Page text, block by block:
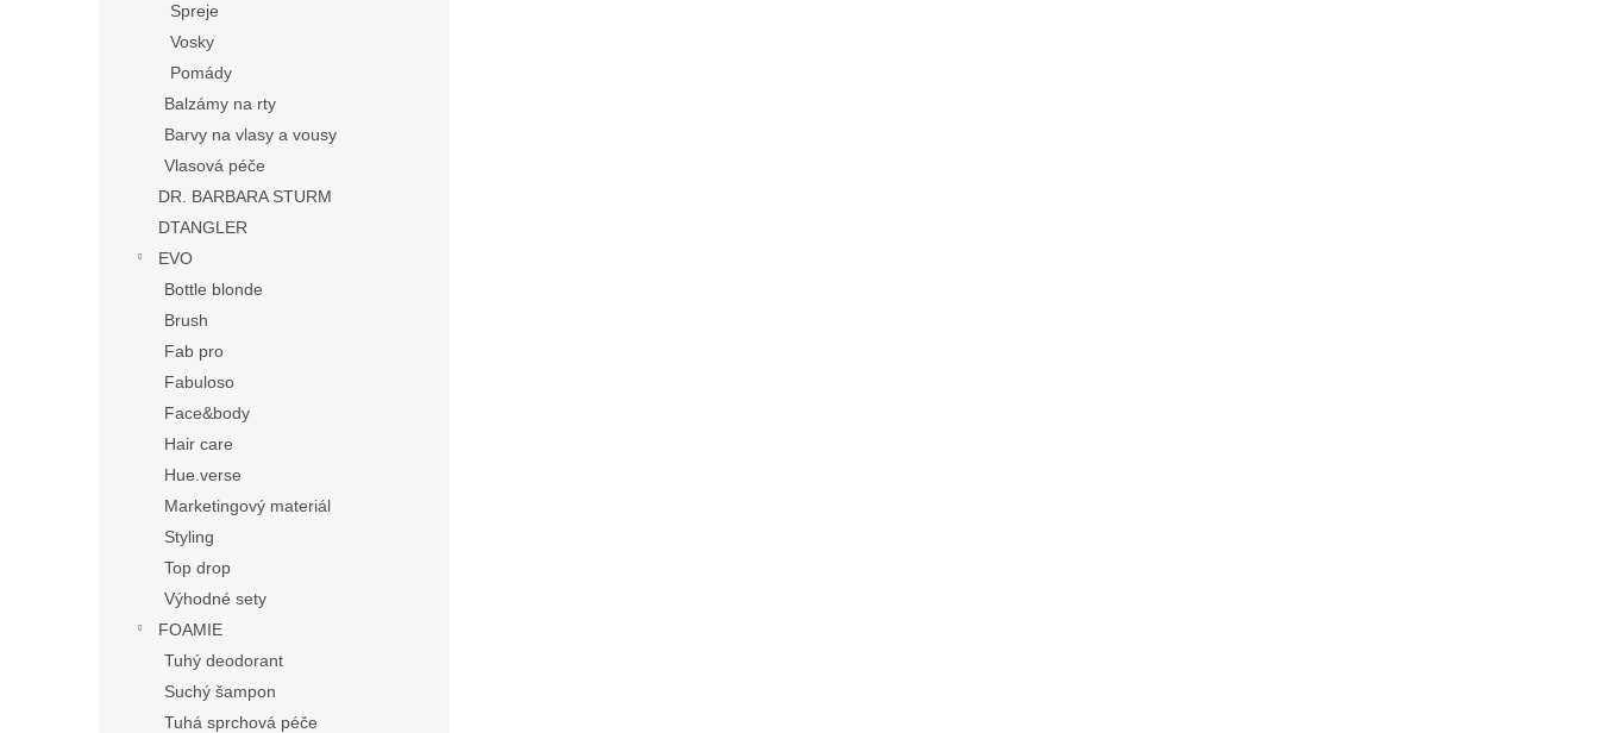
Spreje
Vosky
Pomády
Balzámy na rty
Barvy na vlasy a vousy
Vlasová péče
DR. BARBARA STURM
DTANGLER
EVO
Bottle blonde
Brush
Fab pro
Fabuloso
Face&body
Hair care
Hue.verse
Marketingový materiál
Styling
Top drop
Výhodné sety
FOAMIE
Tuhý deodorant
Suchý šampon
Tuhá sprchová péče